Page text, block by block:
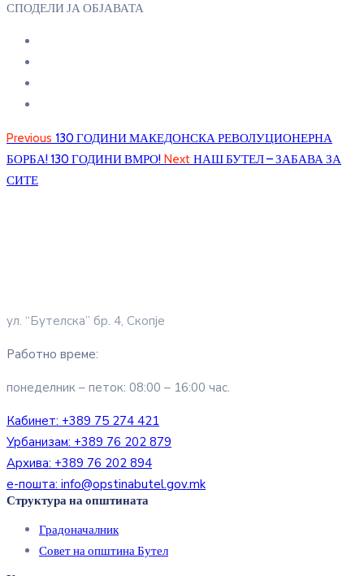
СПОДЕЛИ ЈА ОБЈАВАТА
Previous 130 ГОДИНИ МАКЕДОНСКА РЕВОЛУЦИОНЕРНА
БОРБА! 130 ГОДИНИ ВМРО! Next НАШ БУТЕЛ – ЗАБАВА ЗА
СИТЕ
ул. “Бутелска” бр. 4, Скопје
Работно време:
понеделник – петок: 08:00 – 16:00 час.
Кабинет: +389 75 274 421
Урбанизам: +389 76 202 879
Архива: +389 76 202 894
е-пошта: info@opstinabutel.gov.mk
Структура на општината
Градоначалник
Совет на општина Бутел